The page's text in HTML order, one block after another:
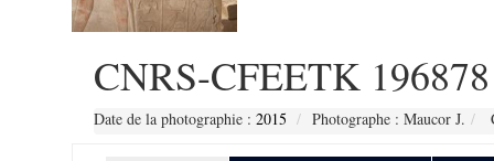
CNRS-CFEETK 196878
Date de la photographie : 2015 Photographe : Maucor J.